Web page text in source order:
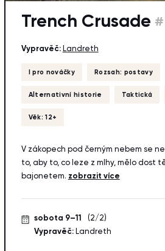
Trench Crusade #
Vypravěč: Landreth
I pro nováčky Rozsah: postavy
Alternativní historie Taktická
Věk: 12+
V zákopech pod černým nebem se
to, aby to, co leze z mlhy, mělo dost
bajonetem. zobrazit více
sobota 9–11
(2/2)
Vypravěč:Landreth